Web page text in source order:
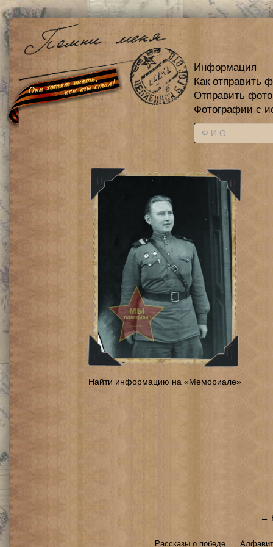
Информация
Как отправить
Отправить
Фотографии с
Найти информацию на «Мемориале»
←
Рассказы о победе